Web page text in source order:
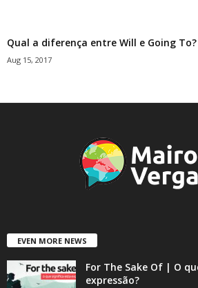
Qual a diferença entre Will e Going To?
Aug 15, 2017
EVEN MORE NEWS
For The Sake Of | O
expressão?